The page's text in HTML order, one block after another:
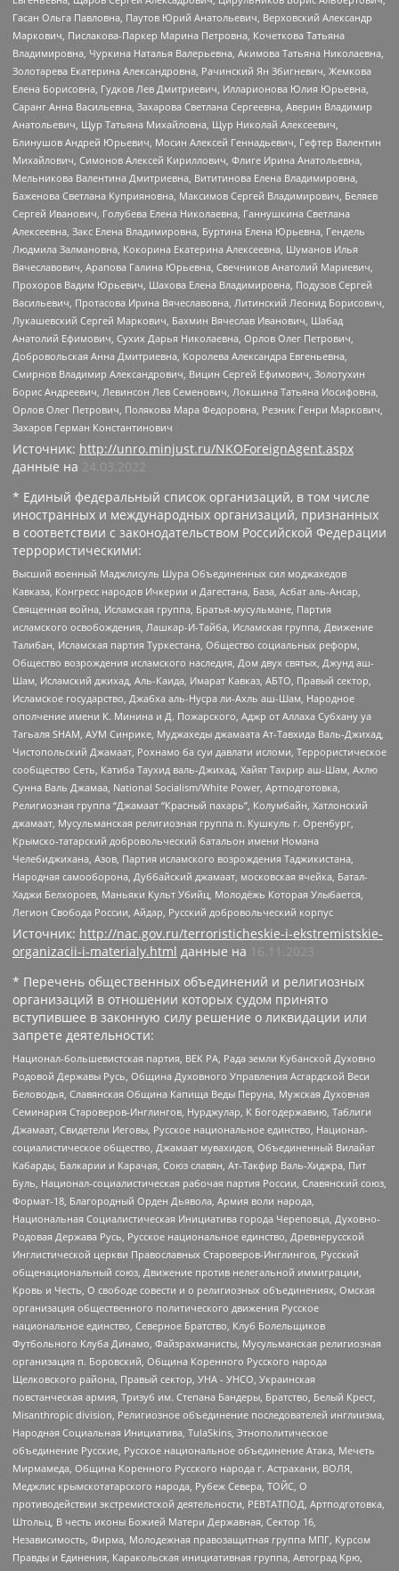
Гасан Ольга Павловна, Паутов Юрий Анатольевич, Верховский Александр
Маркович, Пислакова-Паркер Марина Петровна, Кочеткова Татьяна
Владимировна, Чуркина Наталья Валерьевна, Акимова Татьяна Николаевна,
Золотарева Екатерина Александровна, Рачинский Ян Збигневич, Жемкова
Елена Борисовна, Гудков Лев Дмитриевич, Илларионова Юлия Юрьевна,
Саранг Анна Васильевна, Захарова Светлана Сергеевна, Аверин Владимир
Анатольевич, Щур Татьяна Михайловна, Щур Николай Алексеевич,
Блинушов Андрей Юрьевич, Мосин Алексей Геннадьевич, Гефтер Валентин
Михайлович, Симонов Алексей Кириллович, Флиге Ирина Анатольевна,
Мельникова Валентина Дмитриевна, Вититинова Елена Владимировна,
Баженова Светлана Куприяновна, Максимов Сергей Владимирович, Беляев
Сергей Иванович, Голубева Елена Николаевна, Ганнушкина Светлана
Алексеевна, Закс Елена Владимировна, Буртина Елена Юрьевна, Гендель
Людмила Залмановна, Кокорина Екатерина Алексеевна, Шуманов Илья
Вячеславович, Арапова Галина Юрьевна, Свечников Анатолий Мариевич,
Прохоров Вадим Юрьевич, Шахова Елена Владимировна, Подузов Сергей
Васильевич, Протасова Ирина Вячеславовна, Литинский Леонид Борисович,
Лукашевский Сергей Маркович, Бахмин Вячеслав Иванович, Шабад
Анатолий Ефимович, Сухих Дарья Николаевна, Орлов Олег Петрович,
Добровольская Анна Дмитриевна, Королева Александра Евгеньевна,
Смирнов Владимир Александрович, Вицин Сергей Ефимович, Золотухин
Борис Андреевич, Левинсон Лев Семенович, Локшина Татьяна Иосифовна,
Орлов Олег Петрович, Полякова Мара Федоровна, Резник Генри Маркович,
Захаров Герман Константинович
Источник: http://unro.minjust.ru/NKOForeignAgent.aspx
данные на 24.03.2022
* Единый федеральный список организаций, в том числе
иностранных и международных организаций, признанных
в соответствии с законодательством Российской Федерации
террористическими:
Высший военный Маджлисуль Шура Объединенных сил моджахедов
Кавказа, Конгресс народов Ичкерии и Дагестана, База, Асбат аль-Ансар,
Священная война, Исламская группа, Братья-мусульмане, Партия
исламского освобождения, Лашкар-И-Тайба, Исламская группа, Движение
Талибан, Исламская партия Туркестана, Общество социальных реформ,
Общество возрождения исламского наследия, Дом двух святых, Джунд аш-
Шам, Исламский джихад, Аль-Каида, Имарат Кавказ, АБТО, Правый сектор,
Исламское государство, Джабха аль-Нусра ли-Ахль аш-Шам, Народное
ополчение имени К. Минина и Д. Пожарского, Аджр от Аллаха Субхану уа
Тагьаля SHAM, АУМ Синрике, Муджахеды джамаата Ат-Тавхида Валь-Джихад,
Чистопольский Джамаат, Рохнамо ба суи давлати исломи, Террористическое
сообщество Сеть, Катиба Таухид валь-Джихад, Хайят Тахрир аш-Шам, Ахлю
Сунна Валь Джамаа, National Socialism/White Power, Артподготовка,
Религиозная группа “Джамаат “Красный пахарь”, Колумбайн, Хатлонский
джамаат, Мусульманская религиозная группа п. Кушкуль г. Оренбург,
Крымско-татарский добровольческий батальон имени Номана
Челебиджихана, Азов, Партия исламского возрождения Таджикистана,
Народная самооборона, Дуббайский джамаат, московская ячейка, Батал-
Хаджи Белхороев, Маньяки Культ Убийц, Молодёжь Которая Улыбается,
Легион Свобода России, Айдар, Русский добровольческий корпус
Источник: http://nac.gov.ru/terroristicheskie-i-ekstremistskie-
organizacii-i-materialy.html данные на
16.11.2023
* Перечень общественных объединений и религиозных
организаций в отношении которых судом принято
вступившее в законную силу решение о ликвидации или
запрете деятельности:
Национал-большевистская партия, ВЕК РА, Рада земли Кубанской Духовно
Родовой Державы Русь, Община Духовного Управления Асгардской Веси
Беловодья, Славянская Община Капища Веды Перуна, Мужская Духовная
Семинария Староверов-Инглингов, Нурджулар, К Богодержавию, Таблиги
Джамаат, Свидетели Иеговы, Русское национальное единство, Национал-
социалистическое общество, Джамаат мувахидов, Объединенный Вилайат
Кабарды, Балкарии и Карачая, Союз славян, Ат-Такфир Валь-Хиджра, Пит
Буль, Национал-социалистическая рабочая партия России, Славянский союз,
Формат-18, Благородный Орден Дьявола, Армия воли народа,
Национальная Социалистическая Инициатива города Череповца, Духовно-
Родовая Держава Русь, Русское национальное единство, Древнерусской
Инглистической церкви Православных Староверов-Инглингов, Русский
общенациональный союз, Движение против нелегальной иммиграции,
Кровь и Честь, О свободе совести и о религиозных объединениях, Омская
организация общественного политического движения Русское
национальное единство, Северное Братство, Клуб Болельщиков
Футбольного Клуба Динамо, Файзрахманисты, Мусульманская религиозная
организация п. Боровский, Община Коренного Русского народа
Щелковского района, Правый сектор, УНА - УНСО, Украинская
повстанческая армия, Тризуб им. Степана Бандеры, Братство, Белый Крест,
Misanthropic division, Религиозное объединение последователей инглиизма,
Народная Социальная Инициатива, TulaSkins, Этнополитическое
объединение Русские, Русское национальное объединение Атака, Мечеть
Мирмамеда, Община Коренного Русского народа г. Астрахани, ВОЛЯ,
Меджлис крымскотатарского народа, Рубеж Севера, ТОЙС, О
противодействии экстремистской деятельности, РЕВТАТПОД, Артподготовка,
Штольц, В честь иконы Божией Матери Державная, Сектор 16,
Независимость, Фирма, Молодежная правозащитная группа МПГ, Курсом
Правды и Единения, Каракольская инициативная группа, Автоград Крю,